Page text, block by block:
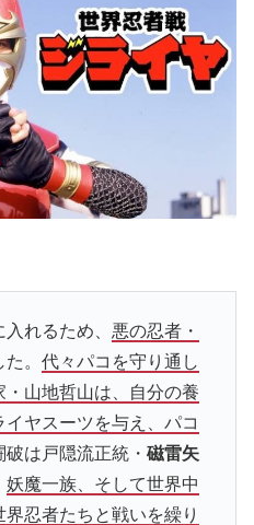
入れるため、 悪の忍者・
た。 代々パコを守り通し
山地哲山は、自分の養
ヤスーツを与え、パコ
破は戸隠流正統・ 磁雷矢
妖魔一族、そして世界中
忍者たちと戦いを繰り